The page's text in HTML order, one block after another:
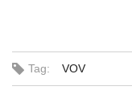
eSports
Hậu trường
Tag: VOV